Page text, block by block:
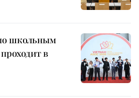
школьным
в